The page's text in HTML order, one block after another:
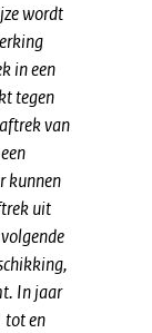
wordt
in een
tegen
van
kunnen
uit
In jaar
tot en